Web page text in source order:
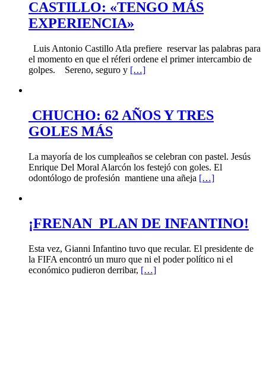
CASTILLO: «TENGO MÁS
EXPERIENCIA»
Luis Antonio Castillo Atla prefiere reservar las palabras para
el momento en que el réferi ordene el primer intercambio de
golpes. Sereno, seguro y […]
CHUCHO: 62 AÑOS Y TRES
GOLES MÁS
La mayoría de los cumpleaños se celebran con pastel. Jesús
Enrique Del Moral Alarcón los festejó con goles. El
odontólogo de profesión mantiene una añeja […]
¡FRENAN PLAN DE INFANTINO!
Esta vez, Gianni Infantino tuvo que recular. El presidente de
la FIFA encontró un muro que ni el poder político ni el
económico pudieron derribar, […]